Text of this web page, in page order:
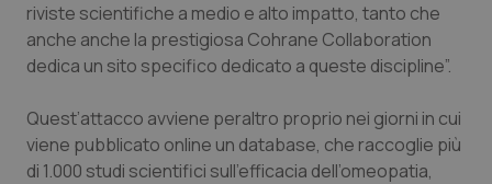
Tumori gastrointestinali
Ulcera & Reflusso
Vaccini
riviste scientifiche a medio e alto impatto, tanto che
anche anche la prestigiosa Cohrane Collaboration
dedica un sito specifico dedicato a queste discipline”.
Quest’attacco avviene peraltro proprio nei giorni in cui
viene pubblicato online un database, che raccoglie più
di 1.000 studi scientifici sull’efficacia dell’omeopatia,